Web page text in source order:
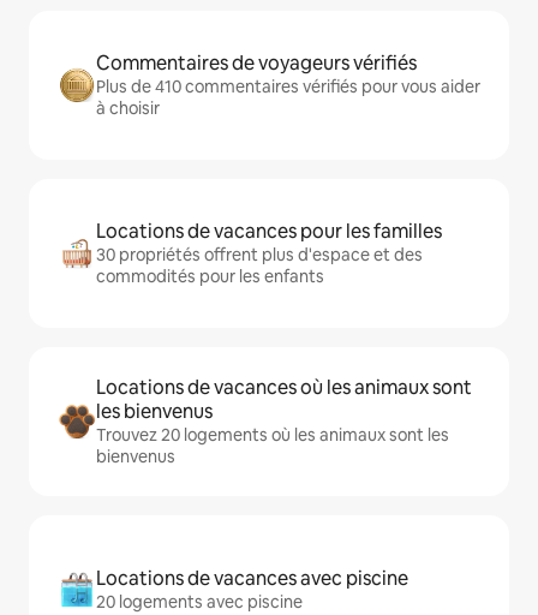
Commentaires de voyageurs vérifiés
Plus de 410 commentaires vérifiés pour vous aider
à choisir
Locations de vacances pour les familles
30 propriétés offrent plus d'espace et des
commodités pour les enfants
Locations de vacances où les animaux sont
les bienvenus
Trouvez 20 logements où les animaux sont les
bienvenus
Locations de vacances avec piscine
20 logements avec piscine